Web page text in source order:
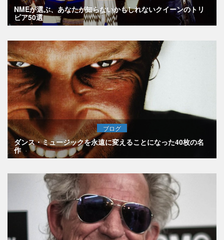
NMEが選ぶ、あなたが知らないかもしれないクイーンのトリ
ビア50選
ブログ
ダンス・ミュージックを永遠に変えることになった40枚の名
作